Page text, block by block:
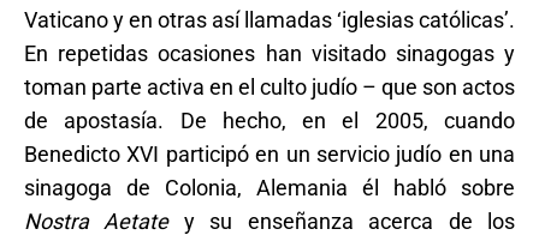
Vaticano y en otras así llamadas ‘iglesias católicas’.
En repetidas ocasiones han visitado sinagogas y
toman parte activa en el culto judío – que son actos
de apostasía. De hecho, en el 2005, cuando
Benedicto XVI participó en un servicio judío en una
sinagoga de Colonia, Alemania él habló sobre
Nostra Aetate y su enseñanza acerca de los